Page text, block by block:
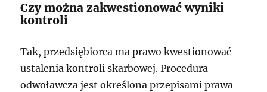
Czy można zakwestionować wyniki
kontroli
Tak, przedsiębiorca ma prawo kwestionować
ustalenia kontroli skarbowej. Procedura
odwoławcza jest określona przepisami prawa